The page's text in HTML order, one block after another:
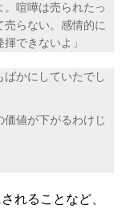
喧嘩は売られたっ
売らない。感情的に
できないよ」
ばかにしていたでし
価値が下がるわけじ
れることなど、